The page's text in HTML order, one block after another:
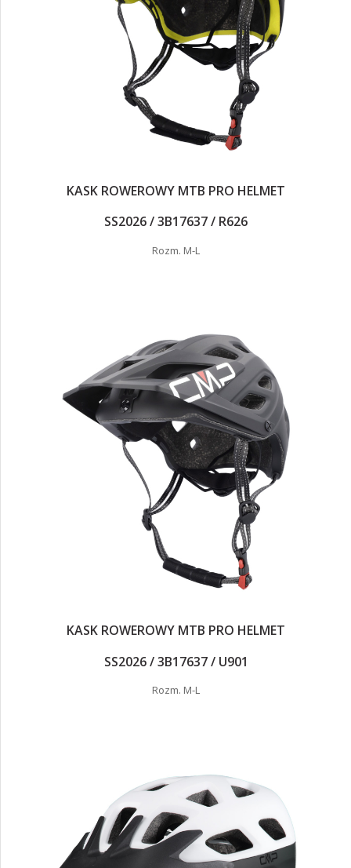
KASK ROWEROWY MTB PRO HELMET
SS2026 / 3B17637 / R626
Rozm. M-L
KASK ROWEROWY MTB PRO HELMET
SS2026 / 3B17637 / U901
Rozm. M-L